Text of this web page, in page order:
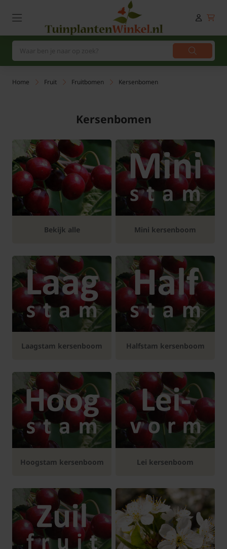
Home Fruit Fruitbomen Kersenbomen
Kersenbomen
Bekijk alle Mini kersenboom
Laagstam kersenboom Halfstam kersenboom
Hoogstam kersenboom Lei kersenboom